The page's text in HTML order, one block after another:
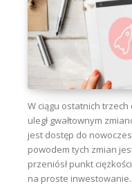
W ciągu ostatnich
uległ gwałtownym
jest dostęp do
powodem tych zmian
przeniósł punkt
na proste